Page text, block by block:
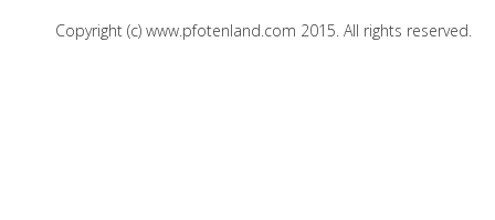
Copyright (c) www.pfotenland.com 2015. All rights reserved.